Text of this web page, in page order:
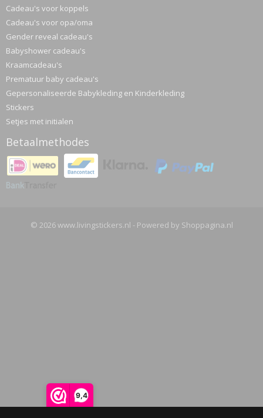
9,4
Cadeau's voor koppels
Cadeau's voor opa/oma
Gender reveal cadeau's
Babyshower cadeau's
Kraamcadeau's
Prematuur baby cadeau's
Gepersonaliseerde Babykleding en Kinderkleding
Stickers
Setjes met initialen
Betaalmethodes
© 2026 www.livingstickers.nl - Powered by Shoppagina.nl